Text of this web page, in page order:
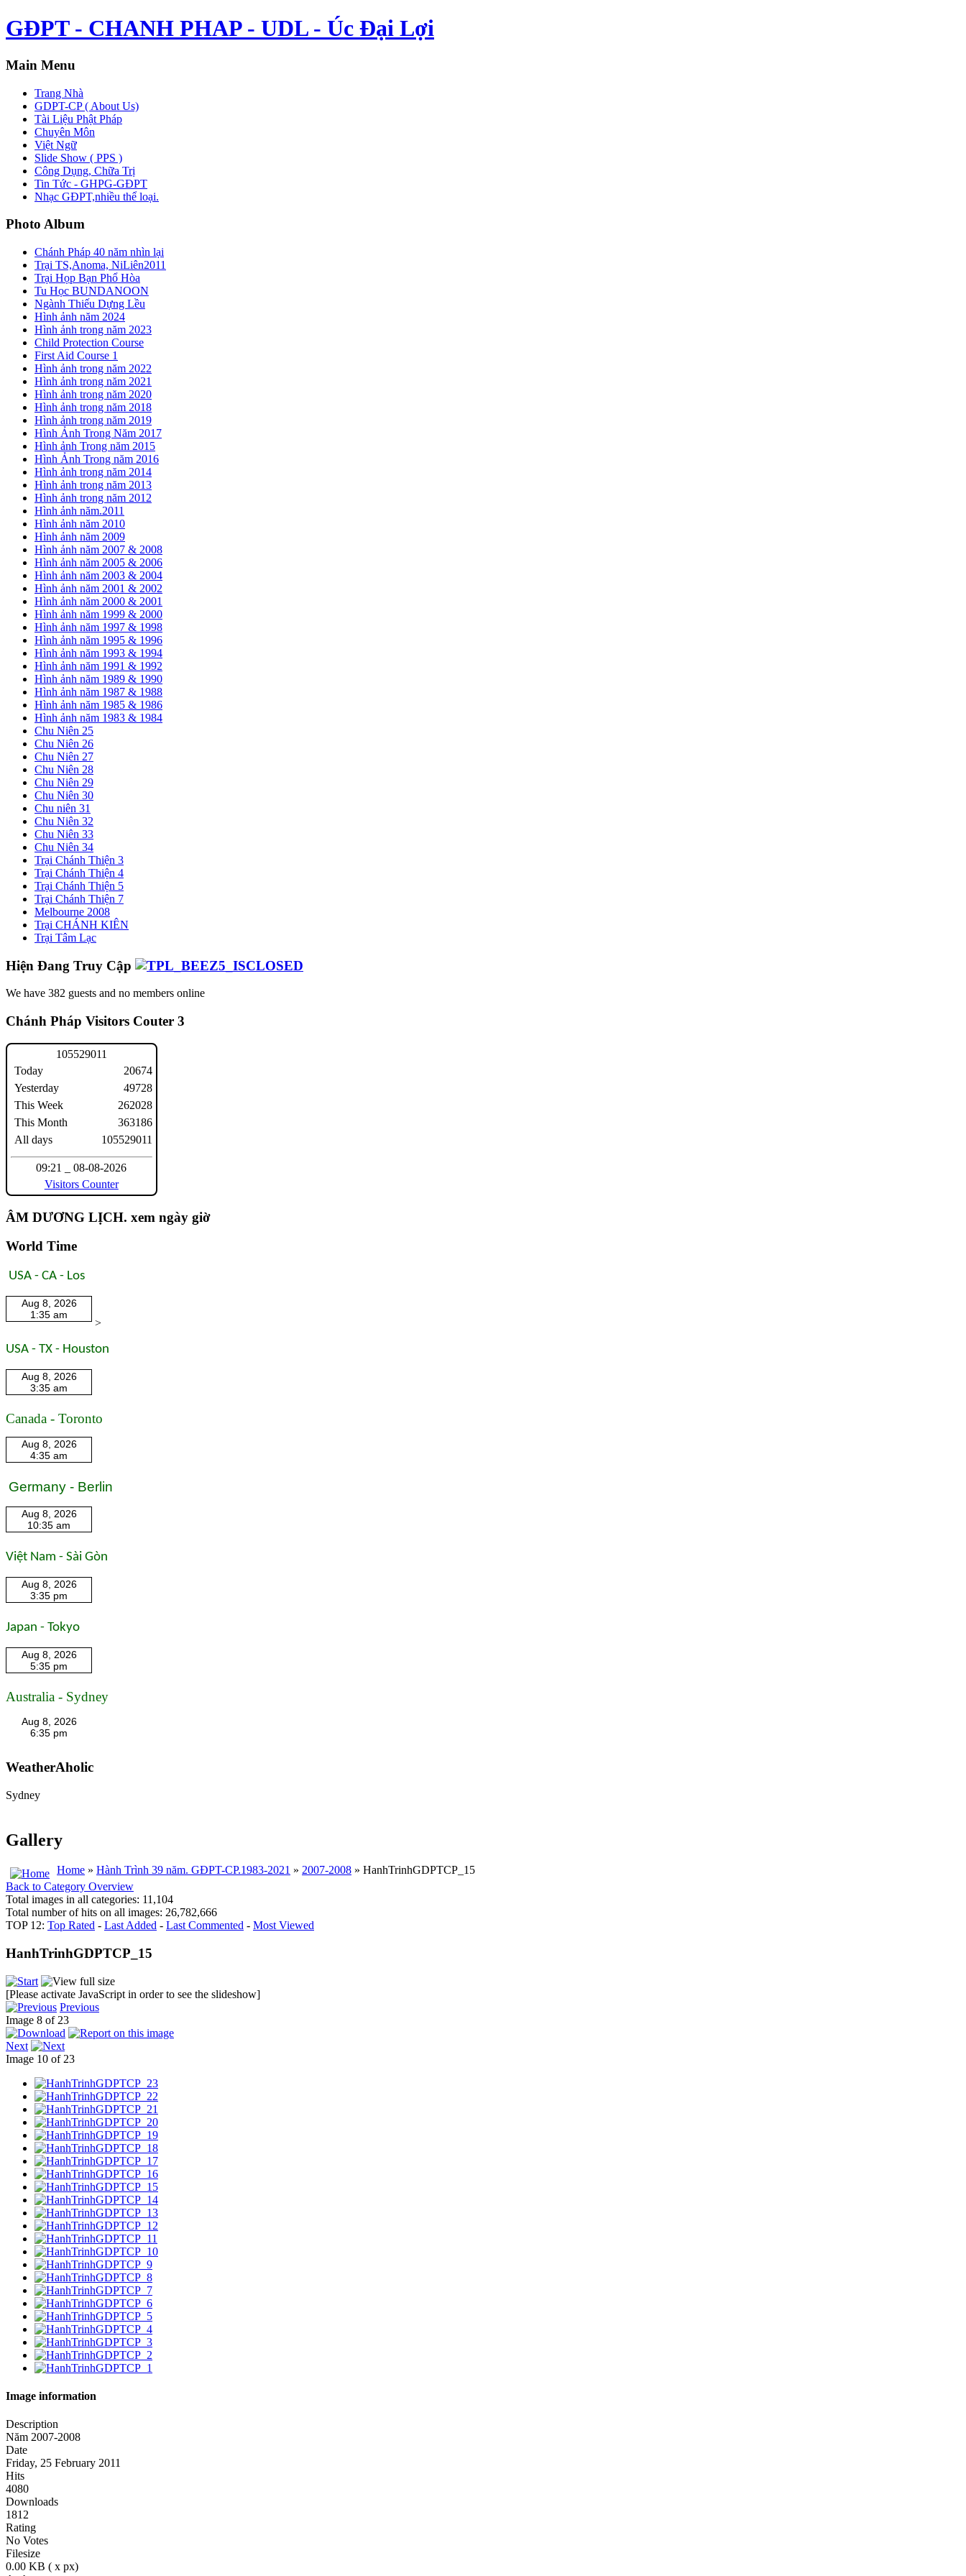
GĐPT - CHANH PHAP - UDL - Úc Đại Lợi
Main Menu
Trang Nhà
GDPT-CP ( About Us)
Tài Liệu Phật Pháp
Chuyên Môn
Việt Ngữ
Slide Show ( PPS )
Công Dụng, Chữa Trị
Tin Tức - GHPG-GĐPT
Nhạc GĐPT,nhiều thể loại.
Photo Album
Chánh Pháp 40 năm nhìn lại
Trại TS,Anoma, NiLiên2011
Trại Họp Bạn Phổ Hòa
Tu Học BUNDANOON
Ngành Thiếu Dựng Lều
Hình ảnh năm 2024
Hình ảnh trong năm 2023
Child Protection Course
First Aid Course 1
Hình ảnh trong năm 2022
Hình ảnh trong năm 2021
Hình ảnh trong năm 2020
Hình ảnh trong năm 2018
Hình ảnh trong năm 2019
Hình Ảnh Trong Năm 2017
Hình ảnh Trong năm 2015
Hình Ảnh Trong năm 2016
Hình ảnh trong năm 2014
Hình ảnh trong năm 2013
Hình ảnh trong năm 2012
Hình ảnh năm.2011
Hình ảnh năm 2010
Hình ảnh năm 2009
Hình ảnh năm 2007 & 2008
Hình ảnh năm 2005 & 2006
Hình ảnh năm 2003 & 2004
Hình ảnh năm 2001 & 2002
Hình ảnh năm 2000 & 2001
Hình ảnh năm 1999 & 2000
Hình ảnh năm 1997 & 1998
Hình ảnh năm 1995 & 1996
Hình ảnh năm 1993 & 1994
Hình ảnh năm 1991 & 1992
Hình ảnh năm 1989 & 1990
Hình ảnh năm 1987 & 1988
Hình ảnh năm 1985 & 1986
Hình ảnh năm 1983 & 1984
Chu Niên 25
Chu Niên 26
Chu Niên 27
Chu Niên 28
Chu Niên 29
Chu Niên 30
Chu niên 31
Chu Niên 32
Chu Niên 33
Chu Niên 34
Trại Chánh Thiện 3
Trại Chánh Thiện 4
Trại Chánh Thiện 5
Trại Chánh Thiện 7
Melbourne 2008
Trại CHÁNH KIÊN
Trại Tâm Lạc
Hiện Đang Truy Cập
We have 382 guests and no members online
Chánh Pháp Visitors Couter 3
105529011
Today
Yesterday
This Week
This Month
All days
20674
49728
262028
363186
105529011
09:21 _ 08-08-2026
Visitors Counter
ÂM DƯƠNG LỊCH. xem ngày giờ
World Time
USA - CA - Los
>
USA - TX - Houston
Canada - Toronto
Germany - Berlin
Việt Nam - Sài Gòn
Japan - Tokyo
Australia - Sydney
WeatherAholic
Sydney
Gallery
Home » Hành Trình 39 năm. GĐPT-CP.1983-2021 » 2007-2008 » HanhTrinhGDPTCP_15
Back to Category Overview
Total images in all categories: 11,104
Total number of hits on all images: 26,782,666
TOP 12: Top Rated - Last Added - Last Commented - Most Viewed
HanhTrinhGDPTCP_15
[Please activate JavaScript in order to see the slideshow]
Previous
Image 8 of 23
Next
Image 10 of 23
Image information
Description
Năm 2007-2008
Date
Friday, 25 February 2011
Hits
4080
Downloads
1812
Rating
No Votes
Filesize
0.00 KB ( x px)